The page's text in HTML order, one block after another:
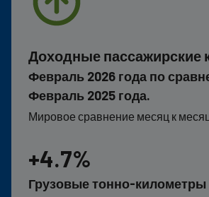
Доходные пассажирские
Февраль 2026 года по
Февраль 2025 года.
Мировое сравнение месяц к
+4.7%
Грузовые тонно-километры